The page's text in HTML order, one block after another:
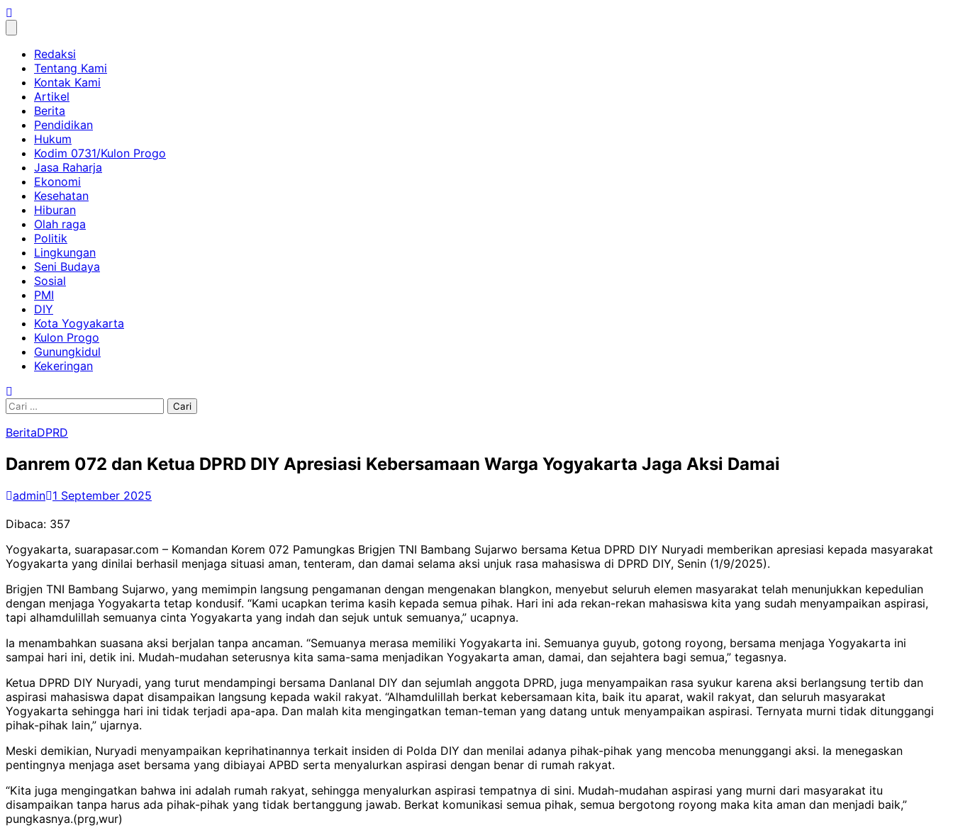
Skip
to
Redaksi
Tentang Kami
Kontak Kami
Artikel
Berita
Pendidikan
Hukum
Kodim 0731/Kulon Progo
Jasa Raharja
Ekonomi
Kesehatan
Hiburan
Olah raga
Politik
Lingkungan
Seni Budaya
Sosial
PMI
DIY
Kota Yogyakarta
Kulon Progo
Gunungkidul
Kekeringan
Cari
BeritaDPRD
Danrem 072 dan Ketua DPRD DIY Apresiasi Kebersamaan Warga Yogyakarta Jaga Aksi Damai
admin 1 September 2025
Dibaca: 357
Yogyakarta, suarapasar.com – Komandan Korem 072 Pamungkas Brigjen TNI Bambang Sujarwo bersama Ketua DPRD DIY Nuryadi memberikan apresiasi kepada masyarakat
Yogyakarta yang dinilai berhasil menjaga situasi aman, tenteram, dan damai selama aksi unjuk rasa mahasiswa di DPRD DIY, Senin (1/9/2025).
Brigjen TNI Bambang Sujarwo, yang memimpin langsung pengamanan dengan mengenakan blangkon, menyebut seluruh elemen masyarakat telah menunjukkan kepedulian
dengan menjaga Yogyakarta tetap kondusif. “Kami ucapkan terima kasih kepada semua pihak. Hari ini ada rekan-rekan mahasiswa kita yang sudah menyampaikan aspirasi,
tapi alhamdulillah semuanya cinta Yogyakarta yang indah dan sejuk untuk semuanya,” ucapnya.
Ia menambahkan suasana aksi berjalan tanpa ancaman. “Semuanya merasa memiliki Yogyakarta ini. Semuanya guyub, gotong royong, bersama menjaga Yogyakarta ini
sampai hari ini, detik ini. Mudah-mudahan seterusnya kita sama-sama menjadikan Yogyakarta aman, damai, dan sejahtera bagi semua,” tegasnya.
Ketua DPRD DIY Nuryadi, yang turut mendampingi bersama Danlanal DIY dan sejumlah anggota DPRD, juga menyampaikan rasa syukur karena aksi berlangsung tertib dan
aspirasi mahasiswa dapat disampaikan langsung kepada wakil rakyat. “Alhamdulillah berkat kebersamaan kita, baik itu aparat, wakil rakyat, dan seluruh masyarakat
Yogyakarta sehingga hari ini tidak terjadi apa-apa. Dan malah kita mengingatkan teman-teman yang datang untuk menyampaikan aspirasi. Ternyata murni tidak ditunggangi
pihak-pihak lain,” ujarnya.
Meski demikian, Nuryadi menyampaikan keprihatinannya terkait insiden di Polda DIY dan menilai adanya pihak-pihak yang mencoba menunggangi aksi. Ia menegaskan
pentingnya menjaga aset bersama yang dibiayai APBD serta menyalurkan aspirasi dengan benar di rumah rakyat.
“Kita juga mengingatkan bahwa ini adalah rumah rakyat, sehingga menyalurkan aspirasi tempatnya di sini. Mudah-mudahan aspirasi yang murni dari masyarakat itu
disampaikan tanpa harus ada pihak-pihak yang tidak bertanggung jawab. Berkat komunikasi semua pihak, semua bergotong royong maka kita aman dan menjadi baik,”
pungkasnya.(prg,wur)